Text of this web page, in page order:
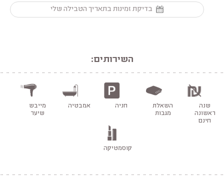
בדיקת זמינות בתאריך הטבילה שלי
השירותים:
שנה
ראשונה
חינם
השאלת
מגבות
חניה אמבטיה
מייבש
שיער
קוסמטיקה